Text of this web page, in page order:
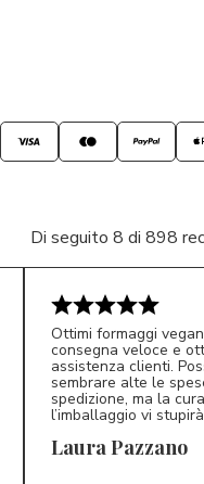
Di seguito 8 di 898
LP 5/5
Ottimi formaggi
consegna veloce e
assistenza clienti.
sembrare alte le
spedizione, ma la
l’imballaggio vi
Laura Pazzano